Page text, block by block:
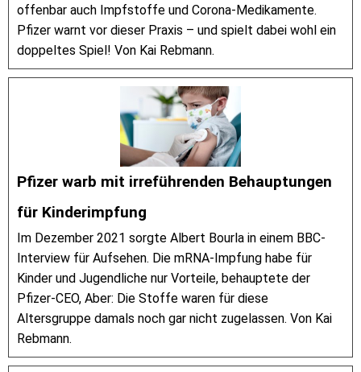
offenbar auch Impfstoffe und Corona-Medikamente.
Pfizer warnt vor dieser Praxis – und spielt dabei wohl ein
doppeltes Spiel! Von Kai Rebmann.
Pfizer warb mit irreführenden Behauptungen
für Kinderimpfung
Im Dezember 2021 sorgte Albert Bourla in einem BBC-
Interview für Aufsehen. Die mRNA-Impfung habe für
Kinder und Jugendliche nur Vorteile, behauptete der
Pfizer-CEO, Aber: Die Stoffe waren für diese
Altersgruppe damals noch gar nicht zugelassen. Von Kai
Rebmann.